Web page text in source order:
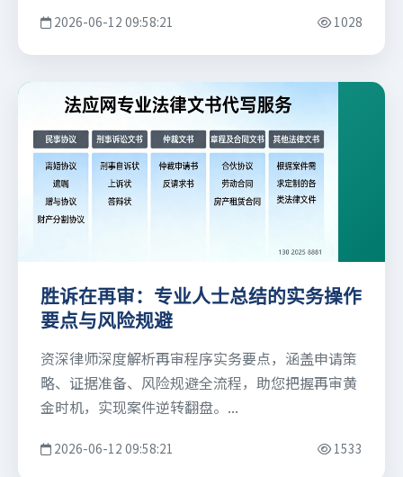
2026-06-12 09:58:21 1028
胜诉在再审：专业人士总结的实务操作
要点与风险规避
资深律师深度解析再审程序实务要点，涵盖申请策
略、证据准备、风险规避全流程，助您把握再审黄
金时机，实现案件逆转翻盘。...
2026-06-12 09:58:21 1533